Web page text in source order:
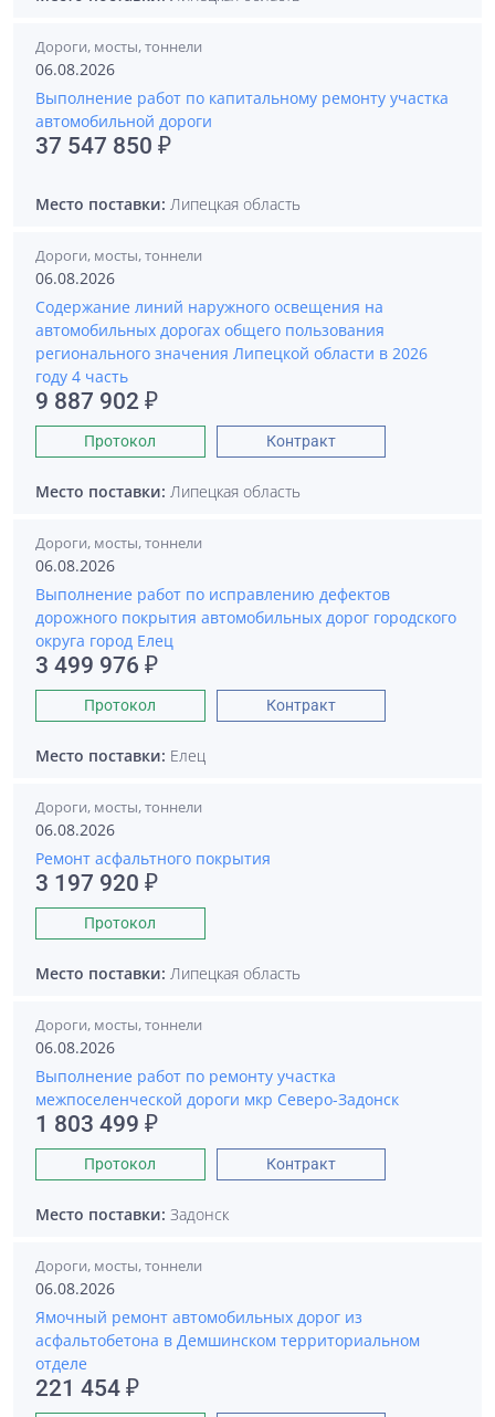
Дороги, мосты, тоннели
06.08.2026
Выполнение работ по капитальному ремонту участка
автомобильной дороги
37 547 850 ₽
Место поставки: Липецкая область
Дороги, мосты, тоннели
06.08.2026
Содержание линий наружного освещения на
автомобильных дорогах общего пользования
регионального значения Липецкой области в 2026
году 4 часть
9 887 902 ₽
Протокол Контракт
Место поставки: Липецкая область
Дороги, мосты, тоннели
06.08.2026
Выполнение работ по исправлению дефектов
дорожного покрытия автомобильных дорог городского
округа город Елец
3 499 976 ₽
Протокол Контракт
Место поставки: Елец
Дороги, мосты, тоннели
06.08.2026
Ремонт асфальтного покрытия
3 197 920 ₽
Протокол
Место поставки: Липецкая область
Дороги, мосты, тоннели
06.08.2026
Выполнение работ по ремонту участка
межпоселенческой дороги мкр Северо-Задонск
1 803 499 ₽
Протокол Контракт
Место поставки: Задонск
Дороги, мосты, тоннели
06.08.2026
Ямочный ремонт автомобильных дорог из
асфальтобетона в Демшинском территориальном
отделе
221 454 ₽